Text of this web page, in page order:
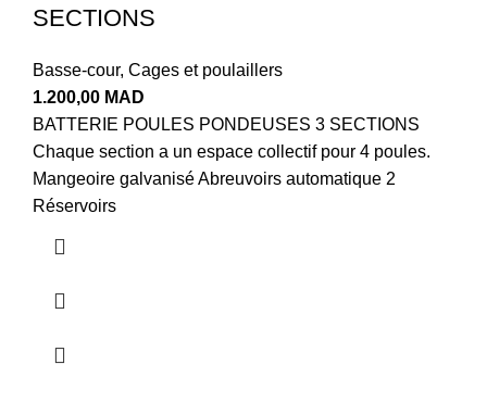
SECTIONS
Basse-cour, Cages et poulaillers
1.200,00 MAD
BATTERIE POULES PONDEUSES 3 SECTIONS
Chaque section a un espace collectif pour 4 poules.
Mangeoire galvanisé Abreuvoirs automatique 2
Réservoirs